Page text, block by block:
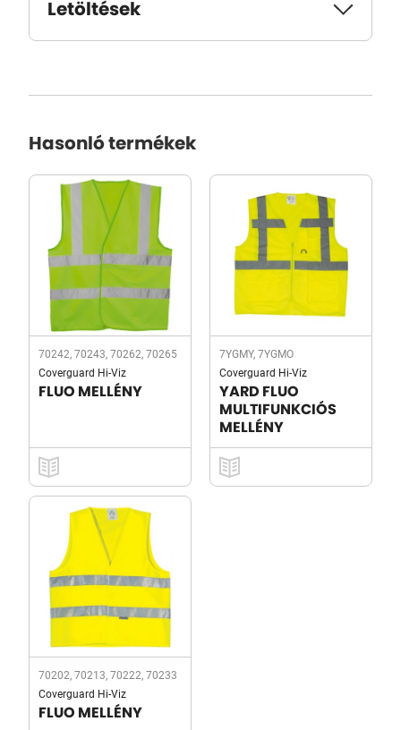
Letöltések
Hasonló termékek
70242, 70243, 70262, 70265
Coverguard Hi-Viz
FLUO MELLÉNY
7YGMY, 7YGMO
Coverguard Hi-Viz
YARD FLUO
MULTIFUNKCIÓS
MELLÉNY
70202, 70213, 70222, 70233
Coverguard Hi-Viz
FLUO MELLÉNY